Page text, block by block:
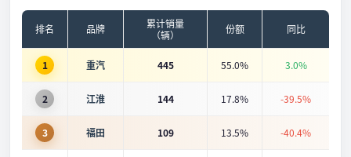
排名 品牌
累计销量
（辆）
份额 同比
1 重汽 445 55.0% 3.0%
2 江淮 144 17.8% -39.5%
3 福田 109 13.5% -40.4%